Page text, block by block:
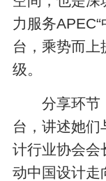
力服务
台，乘势而
级。
分享环节
台，讲述她们
计行业协会会
动中国设计走